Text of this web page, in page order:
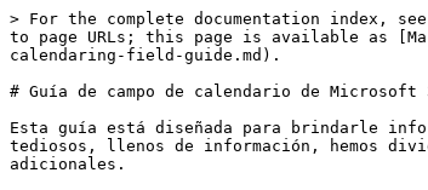
> For the complete documentation index,
to page URLs; this page is available as
calendaring-field-guide.md).
# Guía de campo de calendario de Microsoft
Esta guía está diseñada para brindarle
tediosos, llenos de información, hemos
adicionales.